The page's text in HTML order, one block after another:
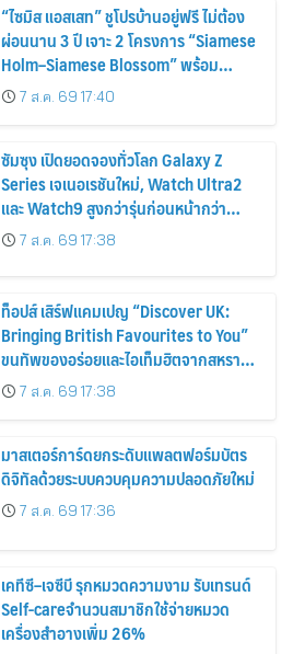
“ไซมิส แอสเสท” ชูโปรบ้านอยู่ฟรี ไม่ต้อง
ผ่อนนาน 3 ปี เจาะ 2 โครงการ “Siamese
Holm–Siamese Blossom” พร้อม
ส่วนลดและสิทธิพิเศษถึง 31 สิงหาคม
2569
7 ส.ค. 69 17:40
ซัมซุง เปิดยอดจองทั่วโลก Galaxy Z
Series เจเนอเรชันใหม่, Watch Ultra2
และ Watch9 สูงกว่ารุ่นก่อนหน้ากว่า
30%7 ส.ค. 69 17:38
ท็อปส์ เสิร์ฟแคมเปญ “Discover UK:
Bringing British Favourites to You”
ขนทัพของอร่อยและไอเท็มฮิตจากสหราช
อาณาจักร ส่งตรงถึงมือตั้งแต่วันนี้ – 18
สิงหาคมนี้
7 ส.ค. 69 17:38
มาสเตอร์การ์ดยกระดับแพลตฟอร์มบัตร
ดิจิทัลด้วยระบบควบคุมความปลอดภัยใหม่
7 ส.ค. 69 17:36
เคทีซี–เจซีบี รุกหมวดความงาม รับเทรนด์
Self-careจำนวนสมาชิกใช้จ่ายหมวด
เครื่องสำอางเพิ่ม 26%